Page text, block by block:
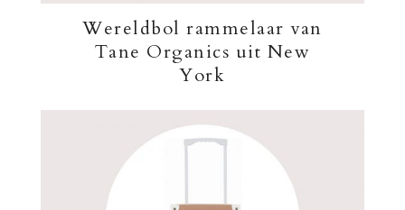
Wereldbol rammelaar van
Tane Organics uit New
York